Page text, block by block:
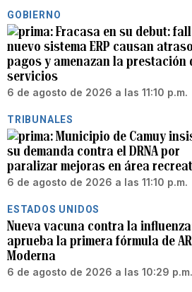
GOBIERNO
Fracasa en su debut:
nuevo sistema ERP causan
pagos y amenazan la prestación
servicios
6 de agosto de 2026 a las 11:10 p.m.
TRIBUNALES
Municipio de Camuy
su demanda contra el DRNA por
paralizar mejoras en área
6 de agosto de 2026 a las 11:10 p.m.
ESTADOS UNIDOS
Nueva vacuna contra la
aprueba la primera fórmula de
Moderna
6 de agosto de 2026 a las 10:29 p.m.